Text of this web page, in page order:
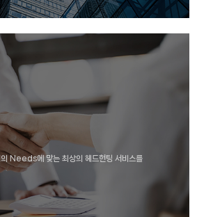
Needs에 맞는 최상의 헤드헌팅 서비스를